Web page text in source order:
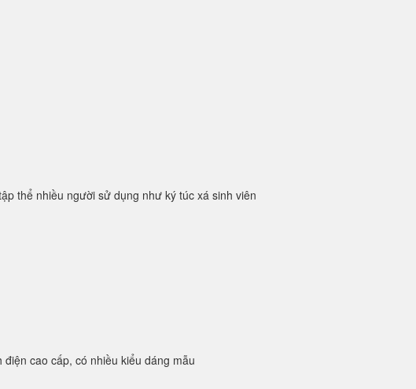
thể nhiều người sử dụng như ký túc xá sinh viên
cao cấp, có nhiều kiểu dáng mẫu